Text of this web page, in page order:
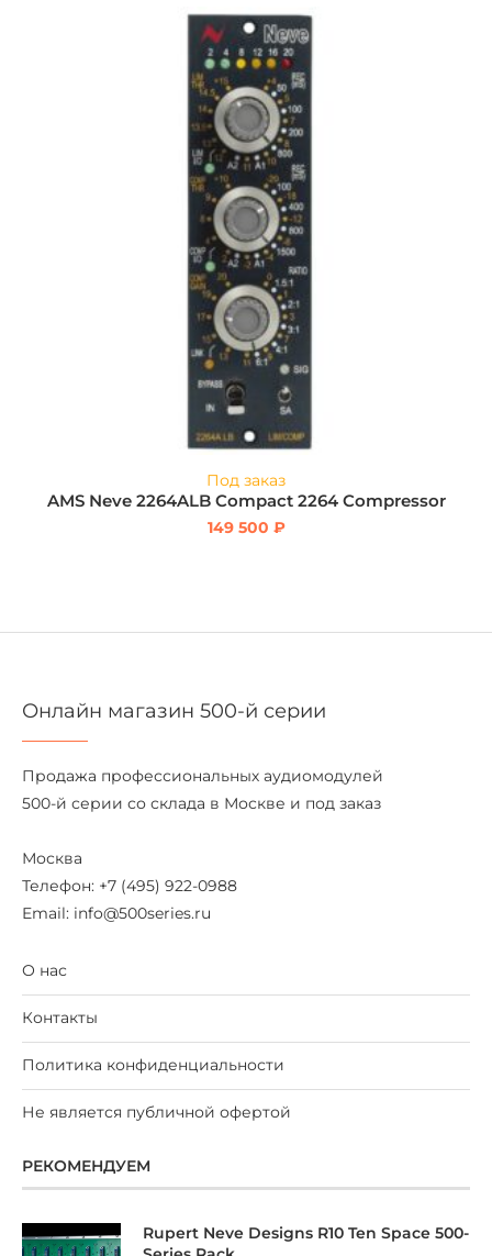
Под заказ
AMS Neve 2264ALB Compact 2264 Compressor
149 500 ₽
Онлайн магазин 500-й серии
Продажа профессиональных аудиомодулей
500-й серии со склада в Москве и под заказ
Москва
Телефон: +7 (495) 922-0988
Email: info@500series.ru
О нас
Контакты
Политика конфиденциальности
Не является публичной офертой
РЕКОМЕНДУЕМ
Rupert Neve Designs R10 Ten Space 500-